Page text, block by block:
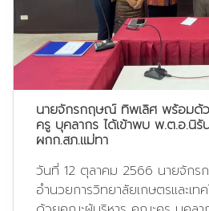
นายจักรกฤษณ์ ทิพเลิศ พร้อมด้
ครู บุคลากร ได้เข้าพบ พ.ต.อ.นิ
ผกก.สภ.แม่ทา
วันที่ 12 ตุลาคม 2566 นายจัก
อำนวยการวิทยาลัยเกษตรและเ